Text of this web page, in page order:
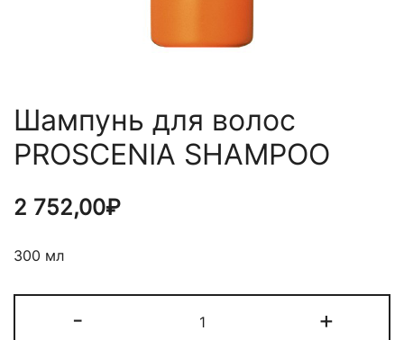
Шампунь для волос
PROSCENIA SHAMPOO
2 752,00₽
300 мл
-
для
+